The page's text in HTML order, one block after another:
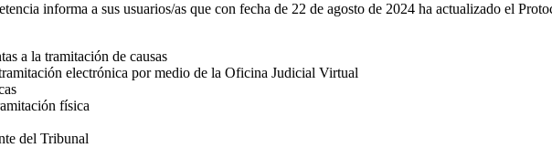
informa a sus usuarios/as que con fecha de 22 de agosto de 2024 ha actualizado el
a la tramitación de causas
tramitación electrónica por medio de la Oficina Judicial Virtual
física
del Tribunal